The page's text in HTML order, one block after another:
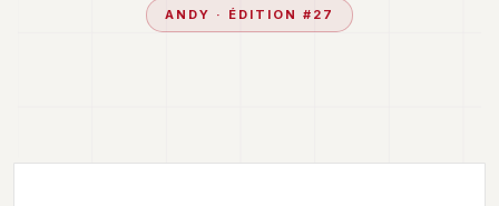
ANDY · ÉDITION # 27